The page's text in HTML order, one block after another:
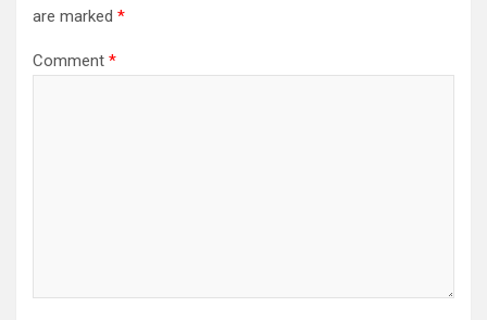
are marked *
Comment *